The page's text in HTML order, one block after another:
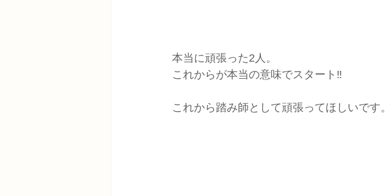
本当に頑張った2人。
これからが本当の意味でスタート‼️
これから踏み師として頑張ってほしいです。